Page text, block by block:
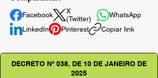
Facebook
X
(Twitter)
WhatsApp
LinkedIn
Pinterest Copiar link
DECRETO Nº 038, DE 10 DE JANEIRO DE
2025